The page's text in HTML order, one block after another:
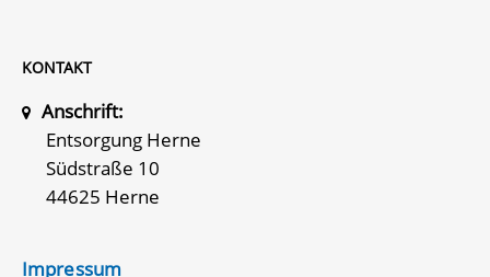
KONTAKT
Anschrift:
Entsorgung Herne
Südstraße 10
44625 Herne
Impressum